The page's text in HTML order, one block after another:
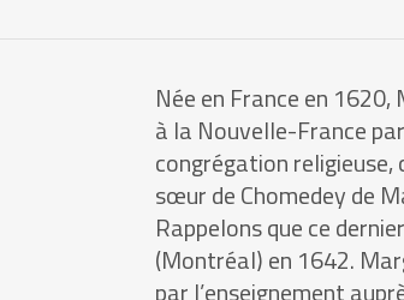
Née en France en
à la Nouvelle-France
congrégation
sœur de Chomedey de
Rappelons que ce
(Montréal) en 1642.
par l’enseignement